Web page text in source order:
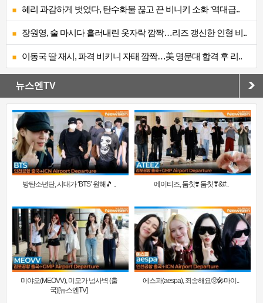
혜리 과감하게 벗었다, 탄수화물 끊고 끈 비니키 소화 ‘역대급..
장원영, 술 마시다 흘러내린 옷자락 깜짝…리즈 갱신한 인형 비..
이동국 딸 재시, 파격 비키니 자태 깜짝…美 명문대 합격 후 리..
뉴스엔TV
방탄소년단, 시대가 ‘BTS’ 원해🎵 .. 에이티즈, 둠칫❣️ 둠칫❣&#..
미야오(MEOVV), 미모가 넘사벽 (출
국)[뉴스엔TV]
에스파(aespa), 죄송해요🥺🎤마이..